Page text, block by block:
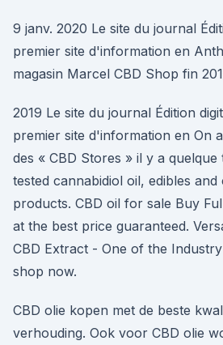
9 janv. 2020 Le site du journal
premier site d'information en
magasin Marcel CBD Shop fin
2019 Le site du journal Édition
premier site d'information en On
des « CBD Stores » il y a
tested cannabidiol oil, edibles
products. CBD oil for sale Buy
at the best price guaranteed.
CBD Extract - One of the
shop now.
CBD olie kopen met de beste
verhouding. Ook voor CBD olie